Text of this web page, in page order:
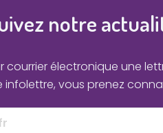
notre
courrier électronique une
vous prenez